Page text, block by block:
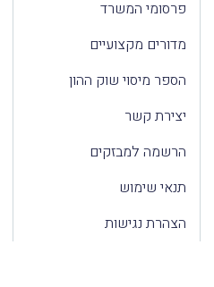
פרסומי המשרד
מדורים מקצועיים
הספר מיסוי שוק ההון
יצירת קשר
הרשמה למבזקים
תנאי שימוש
הצהרת נגישות